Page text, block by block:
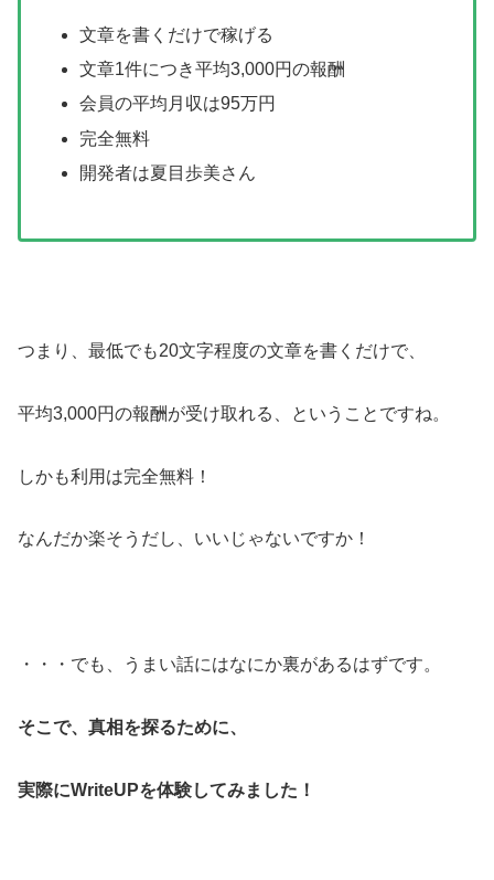
文章を書くだけで稼げる
文章1件につき平均3,000円の報酬
会員の平均月収は95万円
完全無料
開発者は夏目歩美さん
つまり、最低でも20文字程度の文章を書くだけで、
平均3,000円の報酬が受け取れる、ということですね。
しかも利用は完全無料！
なんだか楽そうだし、いいじゃないですか！
・・・でも、うまい話にはなにか裏があるはずです。
そこで、真相を探るために、
実際にWriteUPを体験してみました！